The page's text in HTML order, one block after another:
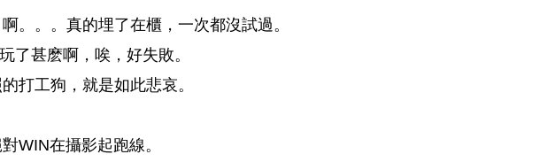
的
標
。。。真的埋了在櫃，一次都沒試過。
了甚麽啊，唉，好失敗。
打工狗，就是如此悲哀。
WIN在攝影起跑線。